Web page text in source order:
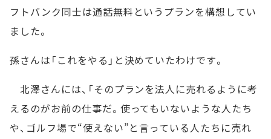
フトバンク同士は通話無料というプランを構想してい
ました。
孫さんは「これをやる」と決めていたわけです。
北澤さんには、「そのプランを法人に売れるように考
えるのがお前の仕事だ。使ってもいないような人たち
や、ゴルフ場で“使えない”と言っている人たちに売れ